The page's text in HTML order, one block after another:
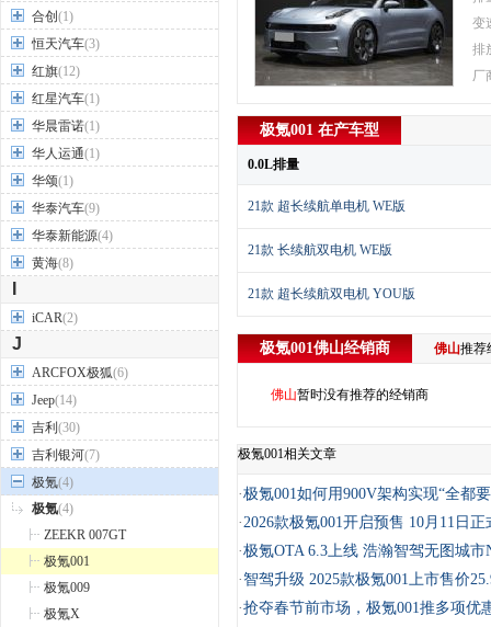
合创 (1)
恒天汽车(3)
红旗(12)
红星汽车(1)
华晨雷诺(1)
华人运通(1)
华颂(1)
华泰汽车(9)
华泰新能源(4)
黄海(8)
iCAR(2)
J
ARCFOX极狐(6)
Jeep(14)
吉利 (30)
吉利银河(7)
极氪(4)
极氪(4)
ZEEKR 007GT
极氪001
极氪009
极氪X
变
排
厂
极氪001 在产车型
0.0L排量
21款 超长续航单电机 WE版
21款 长续航双电机 WE版
21款 超长续航双电机 YOU版
极氪001佛山经销商 佛山推荐
佛山暂时没有推荐的经销商
极氪001相关文章
·极氪001如何用900V架构实现“全都
·2026款极氪001开启预售 10月11日正
·极氪OTA 6.3上线 浩瀚智驾无图城市
·智驾升级 2025款极氪001上市售价
·抢夺春节前市场，极氪001推多项优